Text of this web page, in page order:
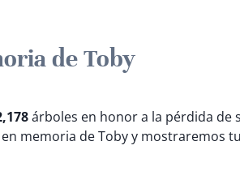
de Toby
árboles en honor a la pérdida de
memoria de Toby y mostraremos